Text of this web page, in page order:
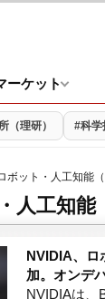
ーケット
（理研） #科学
ボット・人工知能（
人工知能
NVIDIA、ロ
加。オンデ
NVIDIAは、